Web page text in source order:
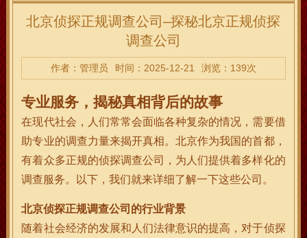
北京侦探正规调查公司–探秘北京正规侦探
调查公司
作者：管理员 时间：2025-12-21 浏览：139次
专业服务，揭秘真相背后的故事
在现代社会，人们常常会面临各种复杂的情况，需要借
助专业的调查力量来揭开真相。北京作为我国的首都，
有着众多正规的侦探调查公司，为人们提供着多样化的
调查服务。以下，我们就来详细了解一下这些公司。
北京侦探正规调查公司的行业背景
随着社会经济的发展和人们法律意识的提高，对于侦探